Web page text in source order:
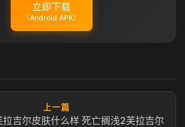
立即下载
（Android APK）
上一篇
吉尔皮肤什么样 死亡搁浅2芙拉吉尔